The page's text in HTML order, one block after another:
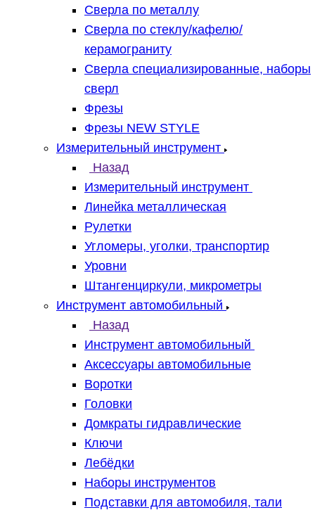
Сверла по металлу
Сверла по стеклу/кафелю/
керамограниту
Сверла специализированные, наборы
сверл
Фрезы
Фрезы NEW STYLE
Измерительный инструмент
Назад
Измерительный инструмент
Линейка металлическая
Рулетки
Угломеры, уголки, транспортир
Уровни
Штангенциркули, микрометры
Инструмент автомобильный
Назад
Инструмент автомобильный
Аксессуары автомобильные
Воротки
Головки
Домкраты гидравлические
Ключи
Лебёдки
Наборы инструментов
Подставки для автомобиля, тали